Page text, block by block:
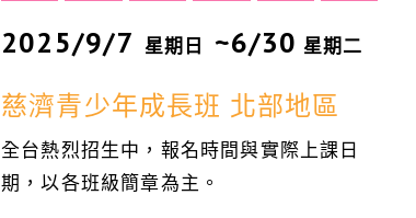
2025/9/7 星期日 ~6/30 星期二
慈濟青少年成長班 北部地區
全台熱烈招生中，報名時間與實際上課日
期，以各班級簡章為主。